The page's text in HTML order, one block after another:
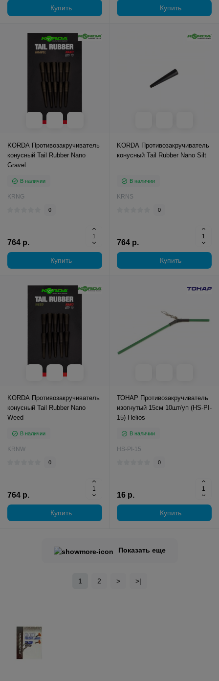
Купить Купить
KORDA Противозакручиватель
конусный Tail Rubber Nano
Gravel
В наличии
KRNG
0
764 р.
Купить
KORDA Противозакручиватель
конусный Tail Rubber Nano Silt
В наличии
KRNS
0
764 р.
Купить
KORDA Противозакручиватель
конусный Tail Rubber Nano
Weed
В наличии
KRNW
0
764 р.
Купить
ТОНАР Противозакручиватель
изогнутый 15см 10шт/уп (HS-PI-
15) Helios
В наличии
HS-PI-15
0
16 р.
Купить
Показать еще
1 2 > >|